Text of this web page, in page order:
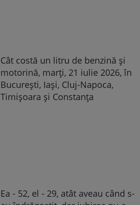
Cât costă un litru de benzină și
motorină, marți, 21 iulie 2026, în
București, Iași, Cluj-Napoca,
Timișoara și Constanța
Ea - 52, el - 29, atât aveau când s-